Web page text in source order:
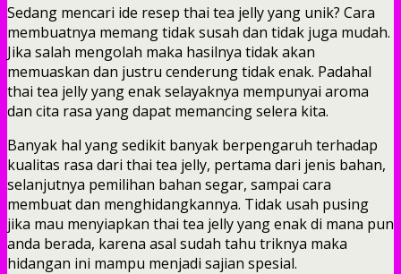
Sedang mencari ide resep thai tea jelly yang unik? Cara
membuatnya memang tidak susah dan tidak juga mudah.
Jika salah mengolah maka hasilnya tidak akan
memuaskan dan justru cenderung tidak enak. Padahal
thai tea jelly yang enak selayaknya mempunyai aroma
dan cita rasa yang dapat memancing selera kita.
Banyak hal yang sedikit banyak berpengaruh terhadap
kualitas rasa dari thai tea jelly, pertama dari jenis bahan,
selanjutnya pemilihan bahan segar, sampai cara
membuat dan menghidangkannya. Tidak usah pusing
jika mau menyiapkan thai tea jelly yang enak di mana pun
anda berada, karena asal sudah tahu triknya maka
hidangan ini mampu menjadi sajian spesial.